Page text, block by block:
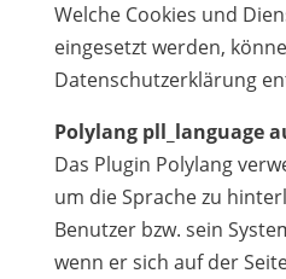
Welche Cookies und
eingesetzt werden,
Datenschutzerklärung
Polylang pll_language
Das Plugin Polylang
um die Sprache zu
Benutzer bzw. sein
wenn er sich auf der